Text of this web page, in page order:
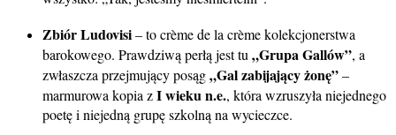
Zbiór Ludovisi– to crème de la crème kolekcjonerstwa
barokowego. Prawdziwą perłą jest tu„Grupa Gallów”, a
zwłaszcza przejmujący posąg„Gal zabijający żonę”–
marmurowa kopia zI wieku n.e., która wzruszyła niejednego
poetę i niejedną grupę szkolną na wycieczce.